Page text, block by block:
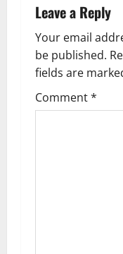
g
a
t
i
Leave a Reply
Your email
be published.
fields are
Comment*